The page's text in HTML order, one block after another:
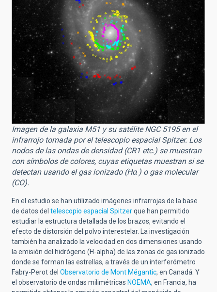
Imagen de la galaxia M51 y su satélite NGC 5195 en el
infrarrojo tomada por el telescopio espacial Spitzer. Los
nodos de las ondas de densidad (CR1 etc.) se muestran
con símbolos de colores, cuyas etiquetas muestran si se
detectan usando el gas ionizado (Hα ) o gas molecular
(CO).
En el estudio se han utilizado imágenes infrarrojas de la base
de datos del telescopio espacial Spitzerque han permitido
estudiar la estructura detallada de los brazos, evitando el
efecto de distorsión del polvo interestelar. La investigación
también ha analizado la velocidad en dos dimensiones usando
la emisión del hidrógeno (H-alpha) de las zonas de gas ionizado
donde se forman las estrellas, a través de un interferómetro
Fabry-Perot del Observatorio de Mont Mégantic, en Canadá. Y
el observatorio de ondas milimétricas NOEMA, en Francia, ha